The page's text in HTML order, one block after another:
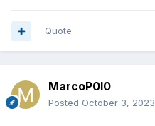
Quote
MarcoP0l0
Posted October 3, 2023